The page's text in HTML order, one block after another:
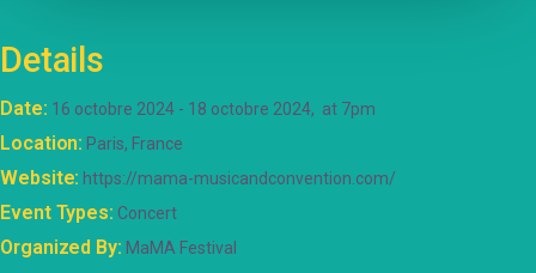
Details
Date 16 octobre 2024 18 octobre 2024 at 7pm
Location Paris, France
Website https://mama-musicandconvention.com/
Event Types Concert
Organized By MaMA Festival